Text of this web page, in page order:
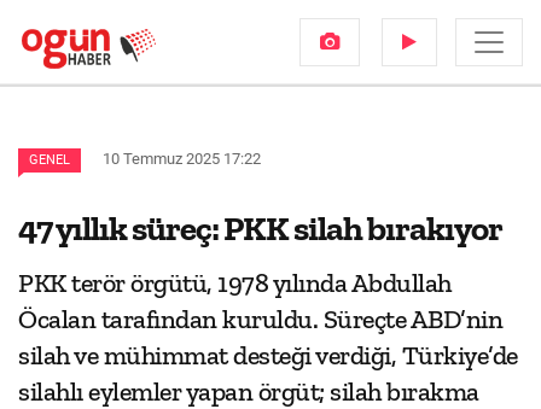
GENEL 10 Temmuz 2025 17:22
47 yıllık süreç: PKK silah bırakıyor
PKK terör örgütü, 1978 yılında Abdullah
Öcalan tarafından kuruldu. Süreçte ABD’nin
silah ve mühimmat desteği verdiği, Türkiye’de
silahlı eylemler yapan örgüt; silah bırakma